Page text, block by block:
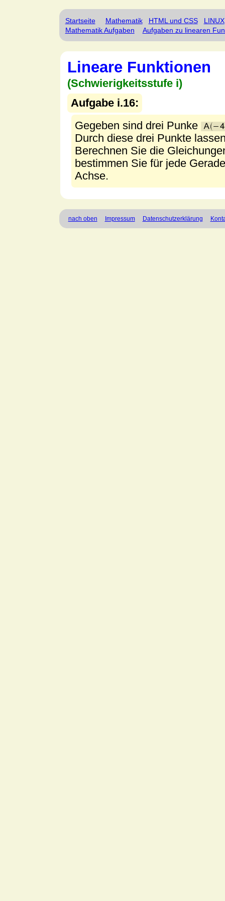
Startseite Mathematik HTML und CSS
LINUX
Mathematik Aufgaben
Aufgaben zu linearen
Lineare Funktionen
(Schwierigkeitsstufe i)
Aufgabe i.16:
Gegeben sind drei Punke
Durch diese drei Punkte
Berechnen Sie die
bestimmen Sie für jede
Achse.
nach oben Impressum Datenschutzerklärung